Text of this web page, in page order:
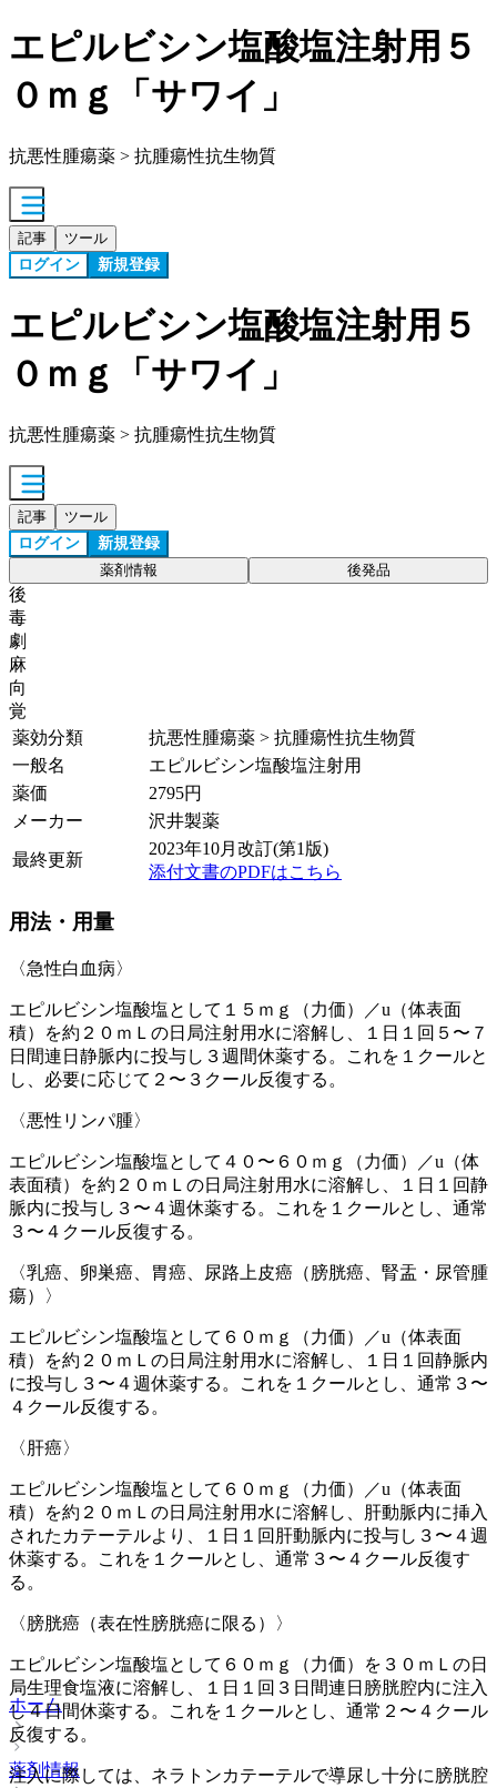
エピルビシン塩酸塩注射用５
０ｍｇ「サワイ」
抗悪性腫瘍薬 > 抗腫瘍性抗生物質
記事 ツール
ログイン 新規登録
エピルビシン塩酸塩注射用５
０ｍｇ「サワイ」
抗悪性腫瘍薬 > 抗腫瘍性抗生物質
記事 ツール
ログイン 新規登録
薬剤情報 後発品
後
毒
劇
麻
向
覚
薬効分類
抗悪性腫瘍薬 > 抗腫瘍性抗生物質
一般名
エピルビシン塩酸塩注射用
薬価
2795円
メーカー
沢井製薬
最終更新
2023年10月改訂(第1版)
添付文書のPDFはこちら
用法・用量
〈急性白血病〉
エピルビシン塩酸塩として１５ｍｇ（力価）／u（体表面
積）を約２０ｍＬの日局注射用水に溶解し、１日１回５〜７
日間連日静脈内に投与し３週間休薬する。これを１クールと
し、必要に応じて２〜３クール反復する。
〈悪性リンパ腫〉
エピルビシン塩酸塩として４０〜６０ｍｇ（力価）／u（体
表面積）を約２０ｍＬの日局注射用水に溶解し、１日１回静
脈内に投与し３〜４週休薬する。これを１クールとし、通常
３〜４クール反復する。
〈乳癌、卵巣癌、胃癌、尿路上皮癌（膀胱癌、腎盂・尿管腫
瘍）〉
エピルビシン塩酸塩として６０ｍｇ（力価）／u（体表面
積）を約２０ｍＬの日局注射用水に溶解し、１日１回静脈内
に投与し３〜４週休薬する。これを１クールとし、通常３〜
４クール反復する。
〈肝癌〉
エピルビシン塩酸塩として６０ｍｇ（力価）／u（体表面
積）を約２０ｍＬの日局注射用水に溶解し、肝動脈内に挿入
されたカテーテルより、１日１回肝動脈内に投与し３〜４週
休薬する。これを１クールとし、通常３〜４クール反復す
る。
〈膀胱癌（表在性膀胱癌に限る）〉
エピルビシン塩酸塩として６０ｍｇ（力価）を３０ｍＬの日
局生理食塩液に溶解し、１日１回３日間連日膀胱腔内に注入
し４日間休薬する。これを１クールとし、通常２〜４クール
反復する。
注入に際しては、ネラトンカテーテルで導尿し十分に膀胱腔
ホーム
薬剤情報